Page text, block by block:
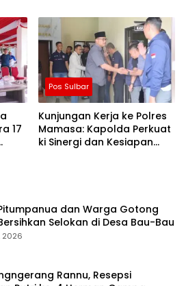
Lebih Besar
17
Pos Sulbar
Kunjungan Kerja ke Polres
Mamasa: Kapolda Perkuat
ki Sinergi dan Kesiapan
dan Warga Gotong
Selokan di Desa Bau-Bau
2026
Rannu, Resepsi